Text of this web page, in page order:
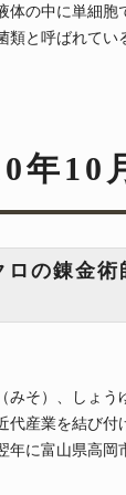
の中に単細胞
類と呼ばれてい
10
ロの錬金
そ）、しょう
代産業を結び付
年に富山県高岡